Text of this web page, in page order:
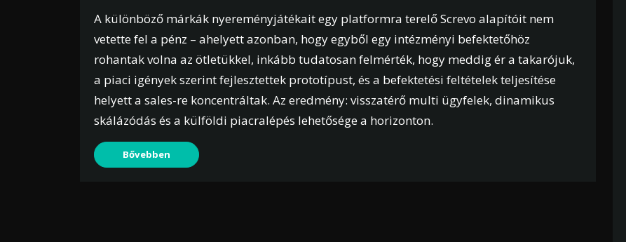
A különböző márkák nyereményjátékait egy platformra terelő Screvo alapítóit nem
vetette fel a pénz – ahelyett azonban, hogy egyből egy intézményi befektetőhöz
rohantak volna az ötletükkel, inkább tudatosan felmérték, hogy meddig ér a takarójuk,
a piaci igények szerint fejlesztettek prototípust, és a befektetési feltételek teljesítése
helyett a sales-re koncentráltak. Az eredmény: visszatérő multi ügyfelek, dinamikus
skálázódás és a külföldi piacralépés lehetősége a horizonton.
Bővebben